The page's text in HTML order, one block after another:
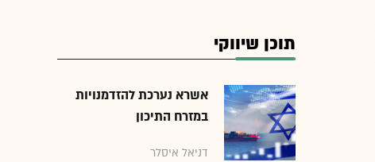
תוכן שיווקי
אשרא נערכת להזדמנויות
במזרח התיכון
דניאל איסלר